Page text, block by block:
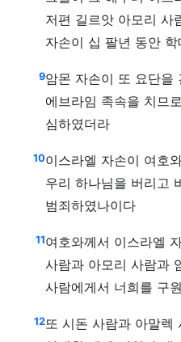
저편 길르앗 아모리 사
자손이 십 팔년 동안
9암몬 자손이 또 요단을
에브라임 족속을 치므
심하였더라
10이스라엘 자손이 여호
우리 하나님을 버리고
범죄하였나이다
11여호와께서 이스라엘
사람과 아모리 사람과
사람에게서 너희를 구
12또 시돈 사람과 아말렉